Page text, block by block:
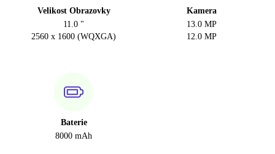
Velikost Obrazovky
11.0 "
2560 x 1600 (WQXGA)
Kamera
13.0 MP
12.0 MP
Baterie
8000 mAh